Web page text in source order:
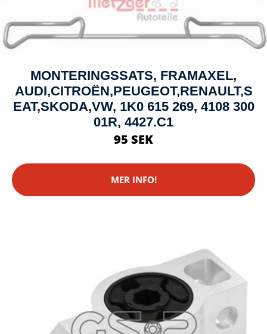
MONTERINGSSATS, FRAMAXEL,
AUDI,CITROËN,PEUGEOT,RENAULT,S
EAT,SKODA,VW, 1K0 615 269, 4108 300
01R, 4427.C1
95 SEK
MER INFO!